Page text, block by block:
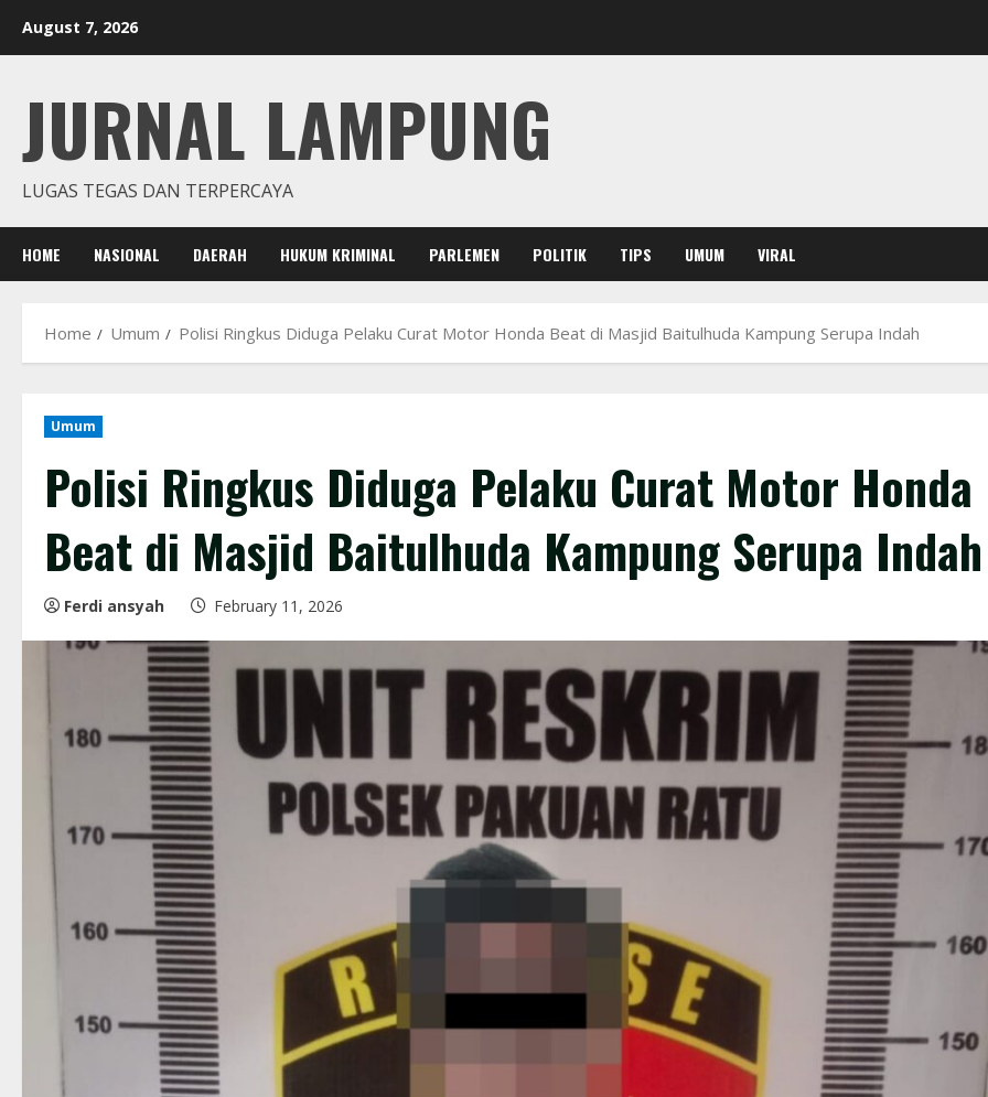
August 7, 2026
JURNAL LAMPUNG
LUGAS TEGAS DAN TERPERCAYA
HOME NASIONAL DAERAH HUKUM KRIMINAL PARLEMEN POLITIK TIPS UMUM VIRAL
Home Umum Polisi Ringkus Diduga Pelaku Curat Motor Honda Beat di Masjid Baitulhuda Kampung Serupa Indah
Umum
Polisi Ringkus Diduga Pelaku Curat Motor Honda
Beat di Masjid Baitulhuda Kampung Serupa Indah
Ferdi ansyah February 11, 2026